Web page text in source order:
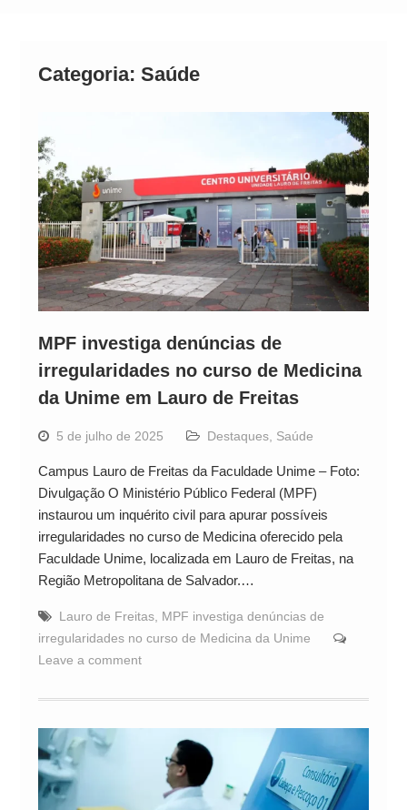
Categoria: Saúde
MPF investiga denúncias de
irregularidades no curso de Medicina
da Unime em Lauro de Freitas
5 de julho de 2025 Destaques, Saúde
Campus Lauro de Freitas da Faculdade Unime – Foto:
Divulgação O Ministério Público Federal (MPF)
instaurou um inquérito civil para apurar possíveis
irregularidades no curso de Medicina oferecido pela
Faculdade Unime, localizada em Lauro de Freitas, na
Região Metropolitana de Salvador.…
Lauro de Freitas, MPF investiga denúncias de
irregularidades no curso de Medicina da Unime
Leave a comment